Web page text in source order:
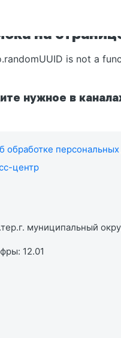
на
is not a
нужное в
обработке
центр
муниципальный
12.01